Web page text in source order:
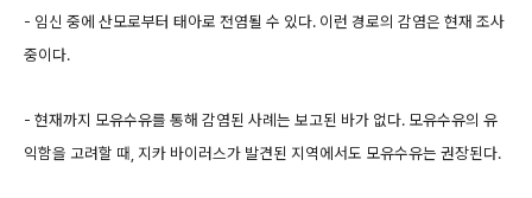
- 임신 중에 산모로부터 태아로 전염될 수 있다. 이런 경로의 감염은 현재 조사
중이다.
- 현재까지 모유수유를 통해 감염된 사례는 보고된 바가 없다. 모유수유의 유
익함을 고려할 때, 지카 바이러스가 발견된 지역에서도 모유수유는 권장된다.